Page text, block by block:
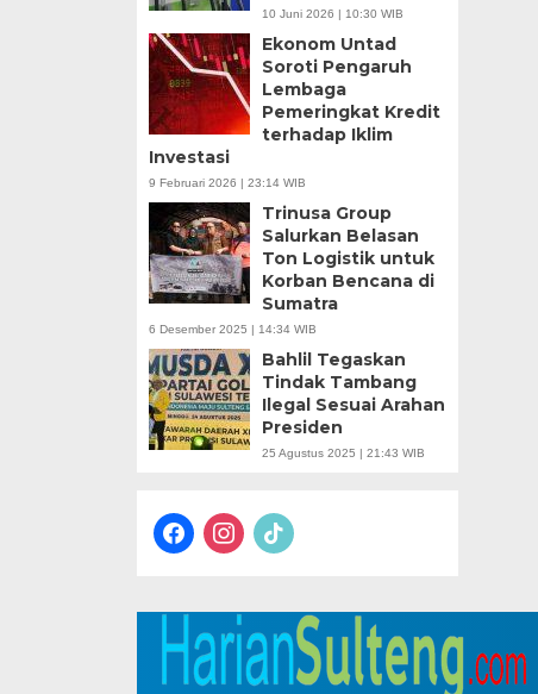
10 Juni 2026 | 10:30 WIB
Ekonom Untad
Soroti Pengaruh
Lembaga
Pemeringkat Kredit
terhadap Iklim
Investasi
9 Februari 2026 | 23:14 WIB
Trinusa Group
Salurkan Belasan
Ton Logistik untuk
Korban Bencana di
Sumatra
6 Desember 2025 | 14:34 WIB
Bahlil Tegaskan
Tindak Tambang
Ilegal Sesuai Arahan
Presiden
25 Agustus 2025 | 21:43 WIB
facebookinstagram
tiktok